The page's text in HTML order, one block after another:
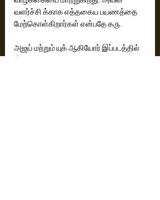
வளர்ச்சி க்காக எத்தகைய பயணத்தை
மேற்கொள்கிறார்கள் என்பதே கரு.
அஜய் மற்றும் யுக் ஆகியோர் இப்படத்தில்
இணைவது, குடும்பத்தையும்,